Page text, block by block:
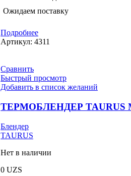
Ожидаем поставку
Подробнее
Артикул: 4311
Сравнить
Быстрый просмотр
Добавить в список желаний
ТЕРМОБЛЕНДЕР TAURUS
Блендер
TAURUS
Нет в наличии
0 UZS